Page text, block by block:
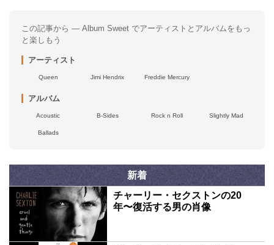
この記事から — Album Sweet でアーティストとアルバムをもっ
と楽しもう
アーティスト
Queen Jimi Hendrix Freddie Mercury
アルバム
Acoustic B-Sides Rock n Roll Slightly Mad
Ballads
新着
チャーリー・セクストンの20
年〜復活する男の肖像